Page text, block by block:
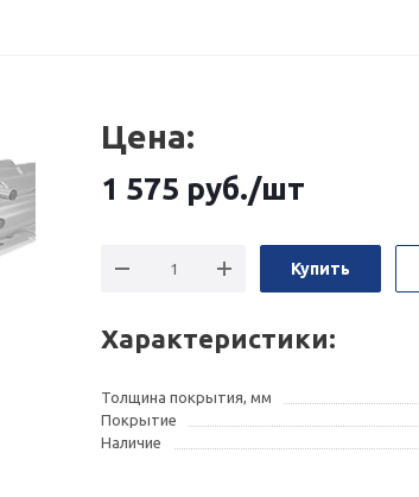
Цена:
1 575 руб./шт
Купить
Характеристики:
Толщина покрытия, мм
Покрытие
Наличие